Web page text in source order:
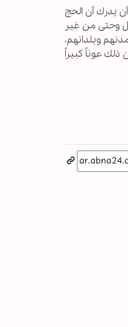
يدرك أن الحج
وحتى من غير
وبلدانهم،
ذلك عوناً كبيراً